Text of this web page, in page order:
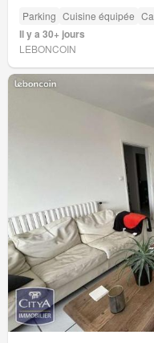
Parking Cuisine équipée
Il y a 30+ jours
LEBONCOIN